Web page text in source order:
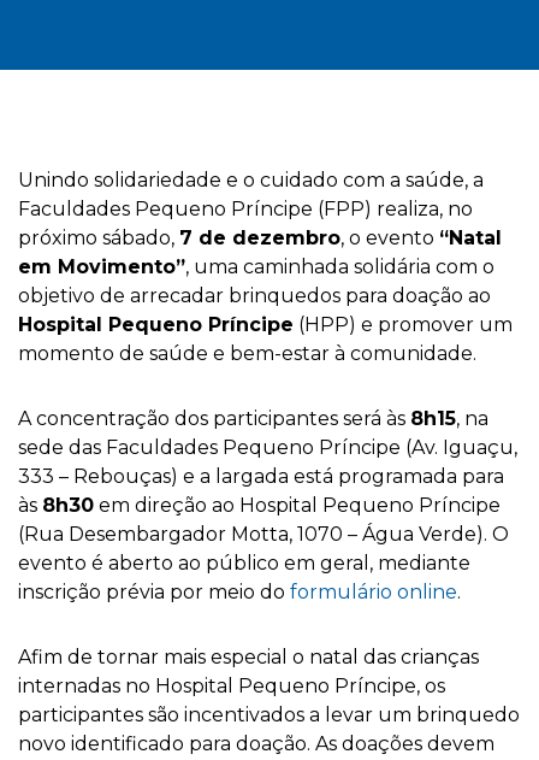
Unindo solidariedade e o cuidado com a saúde, a
Faculdades Pequeno Príncipe (FPP) realiza, no
próximo sábado, 7 de dezembro, o evento “Natal
em Movimento”, uma caminhada solidária com o
objetivo de arrecadar brinquedos para doação ao
Hospital Pequeno Príncipe (HPP) e promover um
momento de saúde e bem-estar à comunidade.
A concentração dos participantes será às 8h15, na
sede das Faculdades Pequeno Príncipe (Av. Iguaçu,
333 – Rebouças) e a largada está programada para
às 8h30 em direção ao Hospital Pequeno Príncipe
(Rua Desembargador Motta, 1070 – Água Verde). O
evento é aberto ao público em geral, mediante
inscrição prévia por meio do formulário online.
Afim de tornar mais especial o natal das crianças
internadas no Hospital Pequeno Príncipe, os
participantes são incentivados a levar um brinquedo
novo identificado para doação. As doações devem